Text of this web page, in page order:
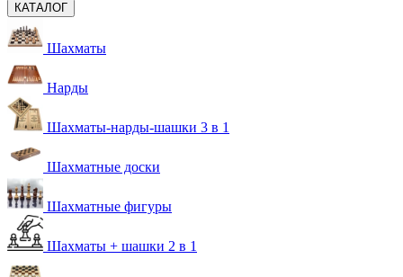
КАТАЛОГ
Шахматы
Нарды
Шахматы-нарды-шашки 3 в 1
Шахматные доски
Шахматные фигуры
Шахматы + шашки 2 в 1